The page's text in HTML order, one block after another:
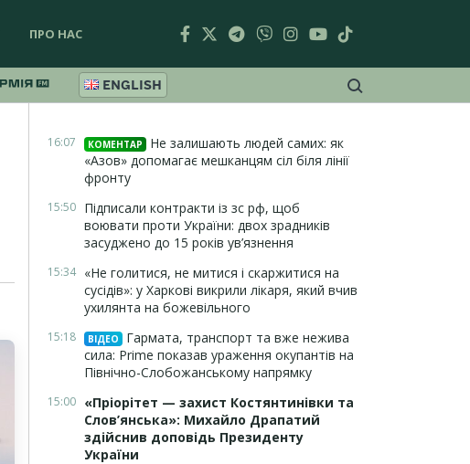
ПРО НАС
ENGLISH
16:07 КОМЕНТАР
Не залишають людей самих: як
«Азов» допомагає мешканцям сіл біля лінії
фронту
15:50 Підписали контракти із зс рф, щоб
воювати проти України: двох зрадників
засуджено до 15 років ув’язнення
15:34 «Не голитися, не митися і скаржитися на
сусідів»: у Харкові викрили лікаря, який вчив
ухилянта на божевільного
15:18 ВІДЕО
Гармата, транспорт та вже нежива
сила: Prime показав ураження окупантів на
Північно-Слобожанському напрямку
15:00 «Пріорітет — захист Костянтинівки та
Слов’янська»: Михайло Драпатий
здійснив доповідь Президенту
України